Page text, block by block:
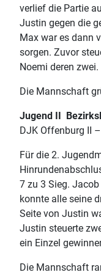
verlief die Partie
Justin gegen die
Max war es dann
sorgen. Zuvor
Noemi deren zwei.
Die Mannschaft
Jugend II
DJK Offenburg II
Für die 2.
7 zu 3 Sieg.
konnte alle seine
Seite von Justin
Justin steuerte
ein Einzel
Die Mannschaft